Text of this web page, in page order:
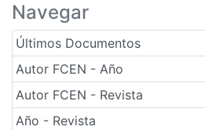
Navegar
Últimos Documentos
Autor FCEN - Año
Autor FCEN - Revista
Año - Revista